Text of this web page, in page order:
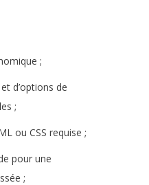
;
d’options de
;
ou CSS requise ;
pour une
;